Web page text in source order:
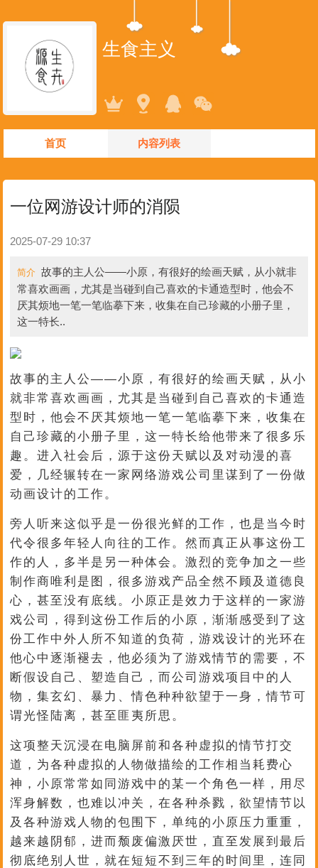
生食主义
首页 内容列表
一位网游设计师的消陨
2025-07-29 10:37
简介 故事的主人公——小原，有很好的绘画天赋，从小就非
常喜欢画画，尤其是当碰到自己喜欢的卡通造型时，他会不
厌其烦地一笔一笔临摹下来，收集在自己珍藏的小册子里，
这一特长..
故事的主人公——小原，有很好的绘画天赋，从小
就非常喜欢画画，尤其是当碰到自己喜欢的卡通造
型时，他会不厌其烦地一笔一笔临摹下来，收集在
自己珍藏的小册子里，这一特长给他带来了很多乐
趣。进入社会后，源于这份天赋以及对动漫的喜
爱，几经辗转在一家网络游戏公司里谋到了一份做
动画设计的工作。
旁人听来这似乎是一份很光鲜的工作，也是当今时
代令很多年轻人向往的工作。然而真正从事这份工
作的人，多半是另一种体会。激烈的竞争加之一些
制作商唯利是图，很多游戏产品全然不顾及道德良
心，甚至没有底线。小原正是效力于这样的一家游
戏公司，得到这份工作后的小原，渐渐感受到了这
份工作中外人所不知道的负荷，游戏设计的光环在
他心中逐渐褪去，他必须为了游戏情节的需要，不
断假设自己、塑造自己，而公司游戏项目中的人
物，集玄幻、暴力、情色种种欲望于一身，情节可
谓光怪陆离，甚至匪夷所思。
这项整天沉浸在电脑屏前和各种虚拟的情节打交
道，为各种虚拟的人物做描绘的工作相当耗费心
神，小原常常如同游戏中的某一个角色一样，用尽
浑身解数，也难以冲关，在各种杀戮，欲望情节以
及各种游戏人物的包围下，单纯的小原压力重重，
越来越阴郁，进而颓废偏激厌世，直至发展到最后
彻底绝别人世，就在短短不到三年的时间里，连同